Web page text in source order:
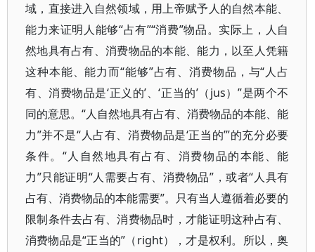
域，直接进入自然领域，用上帝赋予人的自然本能、
能力来证明人能够“占有”“消费”物品。实际上，人自
然地具有占有、消费物品的本能、能力，以至人凭籍
这种本能、能力而“能够”占有、消费物品，与“人占
有、消费物品是‘正义的’、‘正当的’（jus）”是两个不
同的意思。“人自然地具有占有、消费物品的本能、能
力”并不是“人占有、消费物品是‘正当的’”的充分必要
条件。“人自然地具有占有、消费物品的本能、能
力”只能证明“人需要占有、消费物品”，或者“人具有
占有、消费物品的本能需要”。只有当人遵循着必要的
限制条件去占有、消费物品时，才能证明这种占有、
消费物品是“正当的”（right），才是权利。所以，奥